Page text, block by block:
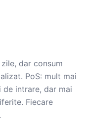
dar consum
PoS: mult mai
intrare, dar mai
Fiecare